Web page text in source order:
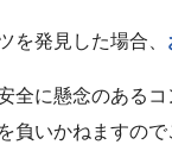
を発見した場合、
全に懸念のある
負いかねますので